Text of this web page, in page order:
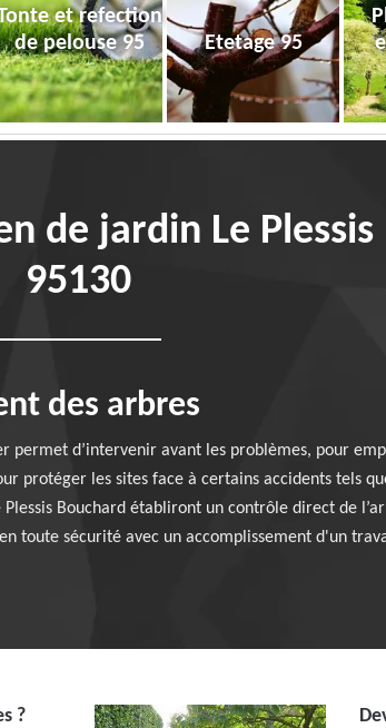
et refection
de pelouse 95
Etetage 95
de jardin Le Plessis
95130
des arbres
permet d’intervenir avant les problèmes, pour
protéger les sites face à certains accidents tels
Bouchard établiront un contrôle direct de
toute sécurité avec un accomplissement d'un
?